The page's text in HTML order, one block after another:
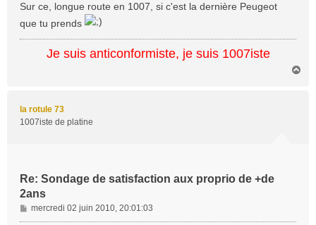
Sur ce, longue route en 1007, si c'est la dernière Peugeot
que tu prends
Je suis anticonformiste, je suis 1007iste
la rotule 73
1007iste de platine
Re: Sondage de satisfaction aux proprio de +de
2ans
M
e
mercredi 02 juin 2010, 20:01:03